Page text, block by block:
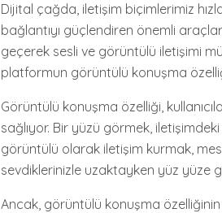
Dijital çağda, iletişim biçimlerimiz
bağlantıyı güçlendiren önemli
geçerek sesli ve görüntülü iletişimi
platformun görüntülü konuşma
Görüntülü konuşma özelliği,
sağlıyor. Bir yüzü görmek,
görüntülü olarak iletişim kurmak,
sevdiklerinizle uzaktayken yüz yüze
Ancak, görüntülü konuşma